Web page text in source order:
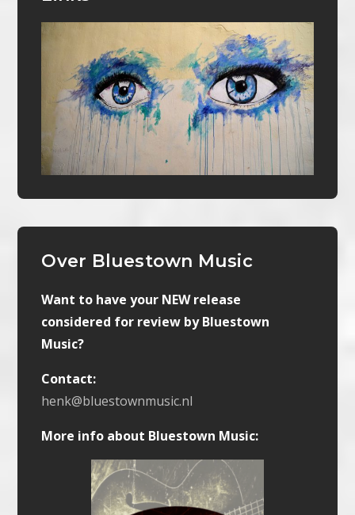
Over Bluestown Music
Want to have your NEW release
considered for review by Bluestown
Music?
Contact:
henk@bluestownmusic.nl
More info about Bluestown Music: